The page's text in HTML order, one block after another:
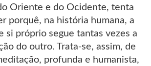
Oriente e do Ocidente, tenta
porquê, na história humana, a
si próprio segue tantas vezes a
do outro. Trata-se, assim, de
profunda e humanista,